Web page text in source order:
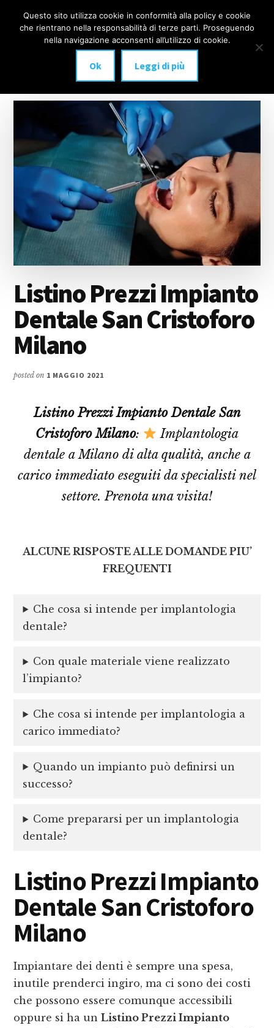
Additional
menu
IMPLANTOLOGIA
DENTALE
anche
carico
immediato!
Menu
Listino Prezzi Impianto
Dentale San Cristoforo
Milano
posted on 1 MAGGIO 2021
Listino Prezzi Impianto Dentale San
Cristoforo Milano:
Implantologia
dentale a Milano di alta qualità, anche a
carico immediato eseguiti da specialisti nel
settore. Prenota una visita!
ALCUNE RISPOSTE ALLE DOMANDE PIU’
FREQUENTI
Che cosa si intende per implantologia
dentale?
Con quale materiale viene realizzato
l’impianto?
Che cosa si intende per implantologia a
carico immediato?
Quando un impianto può definirsi un
successo?
Come prepararsi per un implantologia
dentale?
Listino Prezzi Impianto
Dentale San Cristoforo
Milano
Impiantare dei denti è sempre una spesa,
inutile prenderci ingiro, ma ci sono dei costi
che possono essere comunque accessibili
oppure si ha unListino Prezzi Impianto
Questo sito utilizza cookie in conformità alla policy e cookie
che rientrano nella responsabilità di terze parti. Proseguendo
nella navigazione acconsenti all’utilizzo di cookie.
Ok Leggi di più